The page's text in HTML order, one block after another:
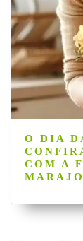
O DIA
COM A